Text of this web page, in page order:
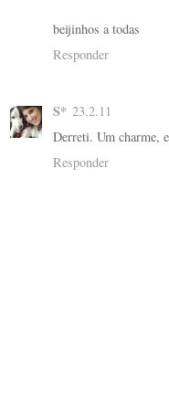
beijinhos a todas
Responder
S* 23.2.11
Derreti. Um charme,
Responder